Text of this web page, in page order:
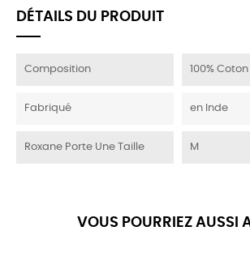
DÉTAILS DU PRODUIT
Composition 100% Coton
Fabriqué en Inde
Roxane Porte Une Taille M
VOUS POURRIEZ AUSSI